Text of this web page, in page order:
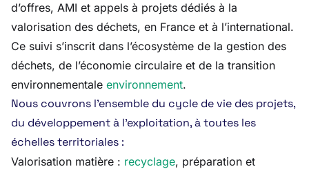
d’offres, AMI et appels à projets dédiés à la
valorisation des déchets, en France et à l’international.
Ce suivi s’inscrit dans l’écosystème de la gestion des
déchets, de l’économie circulaire et de la transition
environnementale environnement.
Nous couvrons l’ensemble du cycle de vie des projets,
du développement à l’exploitation, à toutes les
échelles territoriales :
Valorisation matière : recyclage, préparation et